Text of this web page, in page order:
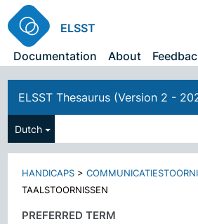
ELSST
Documentation
About
ELSST Thesaurus (Version 2 -
Dutch
HANDICAPS >
TAALSTOORNISSEN
PREFERRED TERM